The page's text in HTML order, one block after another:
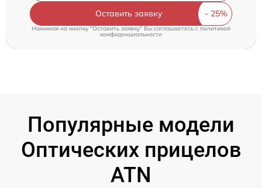
Оставить заявку
Нажимая на кнопку "Оставить заявку" Вы соглашаетесь cполитикой
конфиденциальности
Популярные модели
Оптических прицелов
ATN